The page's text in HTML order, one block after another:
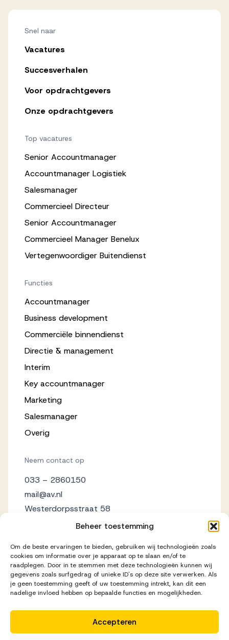
Beheer toestemming
Om de beste ervaringen te bieden, gebruiken wij technologieën zoals
cookies om informatie over je apparaat op te slaan en/of te
raadplegen. Door in te stemmen met deze technologieën kunnen wij
gegevens zoals surfgedrag of unieke ID's op deze site verwerken. Als
je geen toestemming geeft of uw toestemming intrekt, kan dit een
nadelige invloed hebben op bepaalde functies en mogelijkheden.
Accepteren
Snel naar
Vacatures
Succesverhalen
Voor opdrachtgevers
Onze opdrachtgevers
Top vacatures
Senior Accountmanager
Accountmanager Logistiek
Salesmanager
Commercieel Directeur
Senior Accountmanager
Commercieel Manager Benelux
Vertegenwoordiger Buitendienst
Functies
Accountmanager
Business development
Commerciële binnendienst
Directie & management
Interim
Key accountmanager
Marketing
Salesmanager
Overig
Neem contact op
033 – 2860150
mail@av.nl
Westerdorpsstraat 58
3871 AZ Hoevelaken